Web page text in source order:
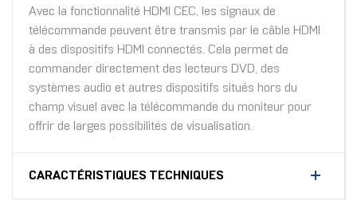
Avec la fonctionnalité HDMI CEC, les signaux de
télécommande peuvent être transmis par le câble HDMI
à des dispositifs HDMI connectés. Cela permet de
commander directement des lecteurs DVD, des
systèmes audio et autres dispositifs situés hors du
champ visuel avec la télécommande du moniteur pour
offrir de larges possibilités de visualisation.
CARACTÉRISTIQUES TECHNIQUES